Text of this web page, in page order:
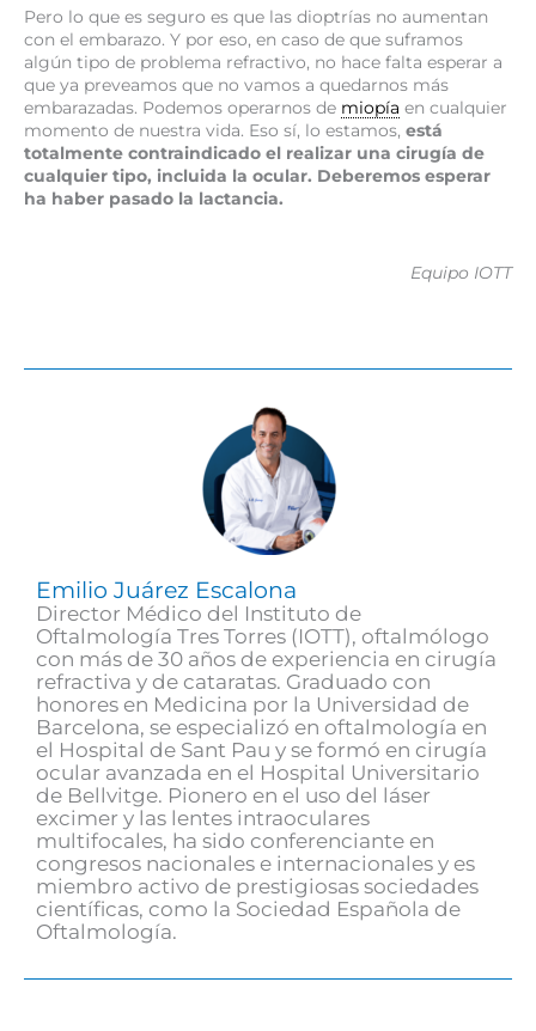
Pero lo que es seguro es que las dioptrías no aumentan
con el embarazo. Y por eso, en caso de que suframos
algún tipo de problema refractivo, no hace falta esperar a
que ya preveamos que no vamos a quedarnos más
embarazadas. Podemos operarnos de miopía en cualquier
momento de nuestra vida. Eso sí, lo estamos, está
totalmente contraindicado el realizar una cirugía de
cualquier tipo, incluida la ocular. Deberemos esperar
ha haber pasado la lactancia.
Equipo IOTT
Emilio Juárez Escalona
Director Médico del Instituto de
Oftalmología Tres Torres (IOTT), oftalmólogo
con más de 30 años de experiencia en cirugía
refractiva y de cataratas. Graduado con
honores en Medicina por la Universidad de
Barcelona, se especializó en oftalmología en
el Hospital de Sant Pau y se formó en cirugía
ocular avanzada en el Hospital Universitario
de Bellvitge. Pionero en el uso del láser
excimer y las lentes intraoculares
multifocales, ha sido conferenciante en
congresos nacionales e internacionales y es
miembro activo de prestigiosas sociedades
científicas, como la Sociedad Española de
Oftalmología.